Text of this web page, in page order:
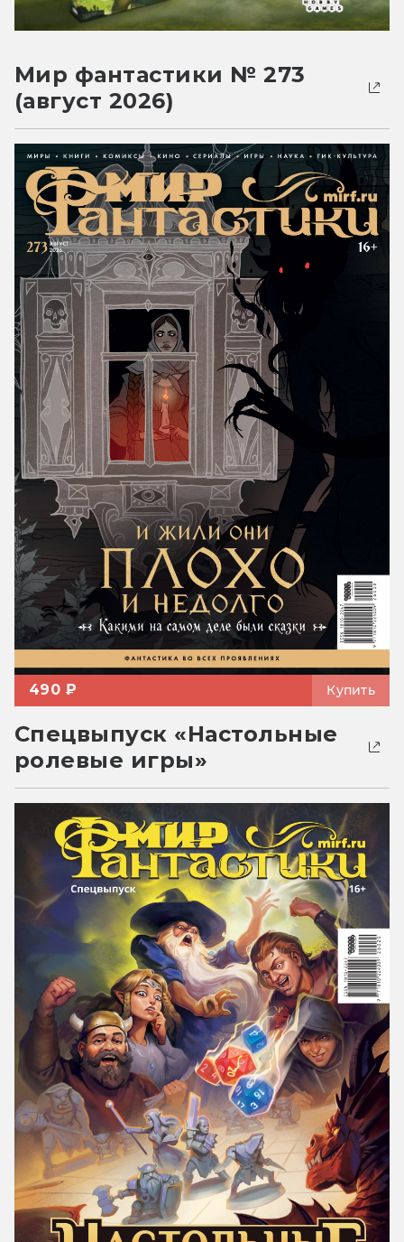
Мир фантастики № 273
(август 2026)
490 ₽ Купить
Спецвыпуск «Настольные
ролевые игры»